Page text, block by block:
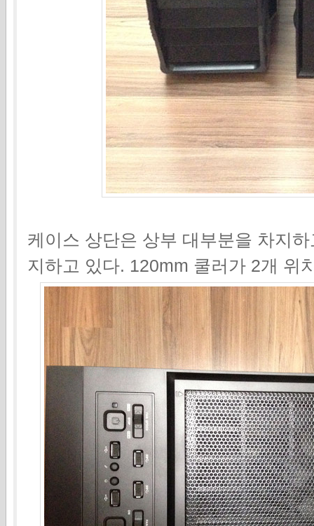
케이스 상단은 상부 대부분을 차지
지하고 있다. 120mm 쿨러가 2개 위